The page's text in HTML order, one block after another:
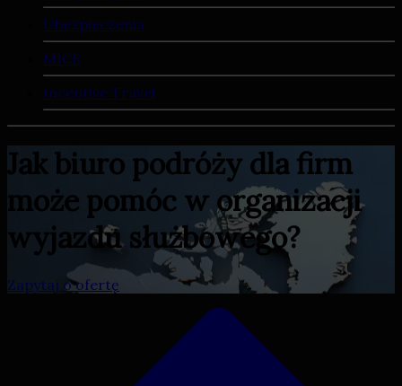
Ubezpieczenia
MICE
Incentive Travel
Jak biuro podróży dla firm
może pomóc w organizacji
wyjazdu służbowego?
Zapytaj o ofertę